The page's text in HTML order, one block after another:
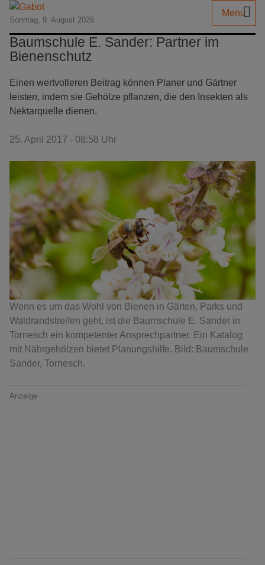
Sonntag, 9. August 2026
Menu
Baumschule E. Sander: Partner im
Bienenschutz
Einen wertvolleren Beitrag können Planer und Gärtner
leisten, indem sie Gehölze pflanzen, die den Insekten als
Nektarquelle dienen.
25. April 2017 - 08:58 Uhr
Wenn es um das Wohl von Bienen in Gärten, Parks und
Waldrandstreifen geht, ist die Baumschule E. Sander in
Tornesch ein kompetenter Ansprechpartner. Ein Katalog
mit Nährgehölzen bietet Planungshilfe. Bild: Baumschule
Sander, Tornesch.
Anzeige